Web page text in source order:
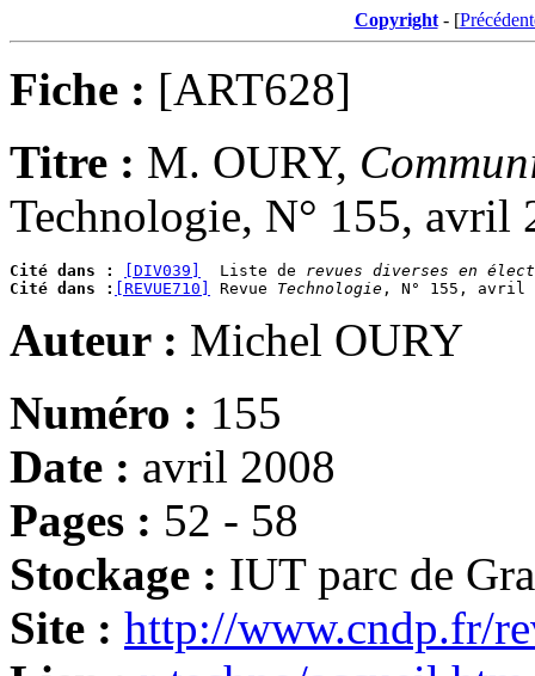
Copyright- [
Fiche : [ART628]
Titre : M. OURY,
Technologie, N° 155, avril
Cité dans : [DIV039]
  Liste de
revues diverses en
Cité dans :
[REVUE710] Revue Technologie
Auteur : Michel OURY
Numéro : 155
Date : avril 2008
Pages : 52 - 58
Stockage : IUT parc de
Site : http://www.cndp.fr/